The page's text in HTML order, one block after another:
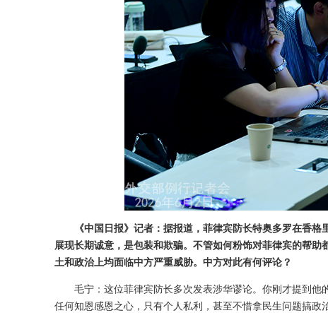
《中国日报》记者：据报道，菲律宾防长特奥多罗在香
展现长期诚意，是包装和欺骗。不管如何粉饰对菲律宾的帮
土和政治上均面临中方严重威胁。中方对此有何评论？
毛宁：这位菲律宾防长多次发表涉华谬论。你刚才提到
任何知恩感恩之心，只有个人私利，甚至不惜拿民生问题搞